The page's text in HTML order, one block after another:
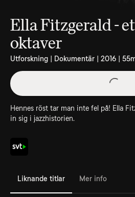
Ella Fitzgerald -
oktaver
Utforskning | Dokumentär | 2016 |
Hennes röst tar man inte fel på! Ella
in sig i jazzhistorien.
Liknande titlar Mer info